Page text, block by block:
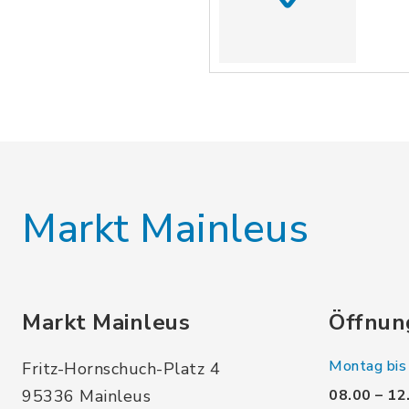
Markt Mainleus
Markt Mainleus
Fritz-Hornschuch-Platz 4
95336 Mainleus
Montag
08.00 –